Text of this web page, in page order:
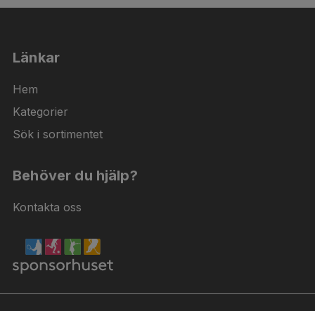
Länkar
Hem
Kategorier
Sök i sortimentet
Behöver du hjälp?
Kontakta oss